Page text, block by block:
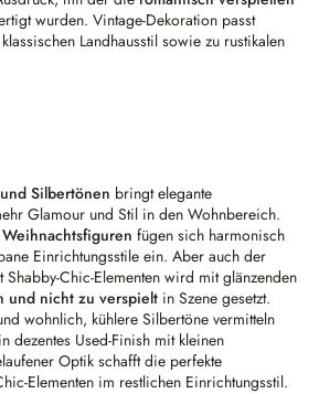
wurden. Vintage-Dekoration passt
Landhausstil sowie zu rustikalen
Silbertönen bringt elegante
Glamour und Stil in den Wohnbereich.
fügen sich harmonisch
Einrichtungsstile ein. Aber auch der
Chic-Elementen wird mit glänzenden
und nicht zu verspielt in Szene gesetzt.
wohnlich, kühlere Silbertöne vermitteln
dezentes Used-Finish mit kleinen
Optik schafft die perfekte
Elementen im restlichen Einrichtungsstil.